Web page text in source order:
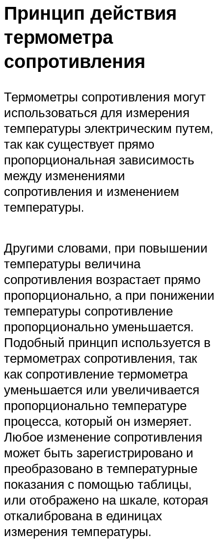
Принцип действия
термометра
сопротивления
Термометры сопротивления могут
использоваться для измерения
температуры электрическим путем,
так как существует прямо
пропорциональная зависимость
между изменениями
сопротивления и изменением
температуры.
Другими словами, при повышении
температуры величина
сопротивления возрастает прямо
пропорционально, а при понижении
температуры сопротивление
пропорционально уменьшается.
Подобный принцип используется в
термометрах сопротивления, так
как сопротивление термометра
уменьшается или увеличивается
пропорционально температуре
процесса, который он измеряет.
Любое изменение сопротивления
может быть зарегистрировано и
преобразовано в температурные
показания с помощью таблицы,
или отображено на шкале, которая
откалибрована в единицах
измерения температуры.